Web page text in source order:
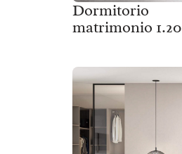
Dormitorio
matrimonio 1.20